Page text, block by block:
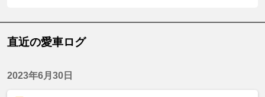
直近の愛車ログ
2023年6月30日